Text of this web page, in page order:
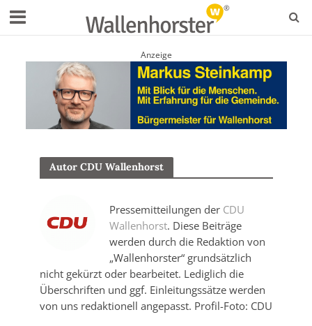
Anzeige
Autor CDU Wallenhorst
Pressemitteilungen der CDU
Wallenhorst. Diese Beiträge
werden durch die Redaktion von
„Wallenhorster“ grundsätzlich
nicht gekürzt oder bearbeitet. Lediglich die
Überschriften und ggf. Einleitungssätze werden
von uns redaktionell angepasst. Profil-Foto: CDU